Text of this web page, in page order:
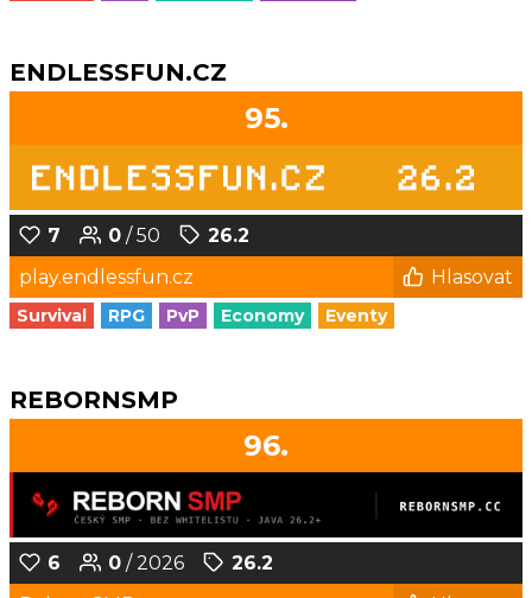
ENDLESSFUN.CZ
95.
7 0 / 50
26.2
play.endlessfun.cz
Hlasovat
Survival RPG PvP Economy Eventy
REBORNSMP
96.
6 0 / 2026
26.2